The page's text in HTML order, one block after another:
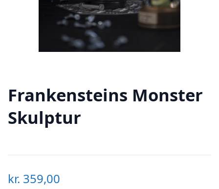
Frankensteins Monster
Skulptur
kr. 359,00